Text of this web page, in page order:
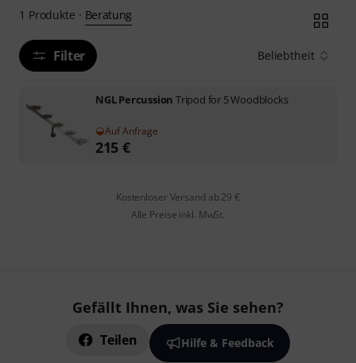
1 Produkte · Beratung
Filter Beliebtheit
NGL Percussion Tripod for 5 Woodblocks
Auf Anfrage
215 €
Kostenloser Versand ab 29 €
Alle Preise inkl. MwSt.
Gefällt Ihnen, was Sie sehen?
Teilen Hilfe & Feedback